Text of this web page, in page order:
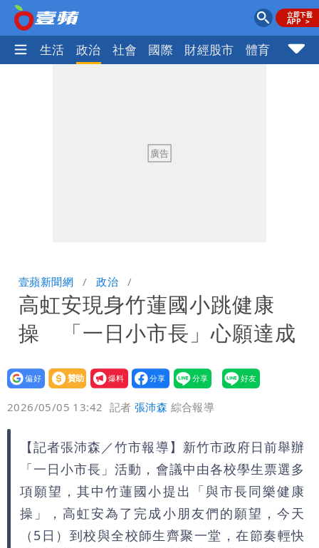
尚 生活 政治 社會 國際 財經股市 體育 壹蘋
壹蘋新聞網 政治
高虹安現身竹蓮國小跳健康
操 「一日小市長」心願達成
設為
贊助
我要
爆料
2026/05/05 13:42 記者張沛森 綜合報導
【記者張沛森／竹市報導】新竹市政府日前舉辦
「一日小市長」活動，會議中由各校學生票選多
項願望，其中竹蓮國小提出「與市長同樂健康
操」，高虹安為了完成小朋友們的願望，今天
（5日）到校與全校師生齊聚一堂，在節奏輕快